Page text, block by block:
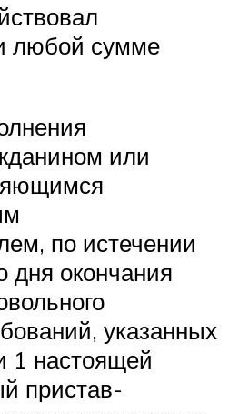
любой сумме
или
по истечении
дня окончания
указанных
1 настоящей
пристав-